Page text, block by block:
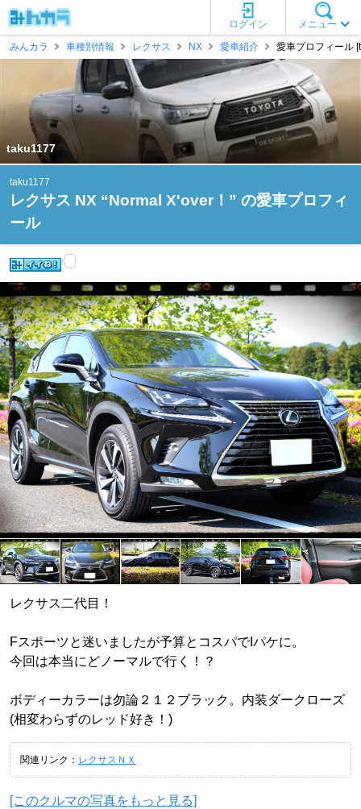
メニュー
ログイン
みんカラ
車種別情報 レクサス NX 愛車紹介 愛車プロフィール
taku1177
taku1177
レクサス NX “Normal X'over！” の愛車プロフィ
ール
レクサス二代目！
Fスポーツと迷いましたが予算とコスパでIパケに。
今回は本当にどノーマルで行く！？
ボディーカラーは勿論２１２ブラック。内装ダークローズ
(相変わらずのレッド好き！)
関連リンク： レクサスＮＸ
[このクルマの写真をもっと見る]